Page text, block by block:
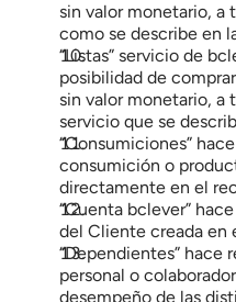
sin valor monetario, a
como se describe en
“Listas” servicio de
posibilidad de
sin valor monetario, a
servicio que se
“Consumiciones”
consumición o
directamente en el
“Cuenta bclever”
del Cliente creada en
“Dependientes” hace
personal o
desempeño de las